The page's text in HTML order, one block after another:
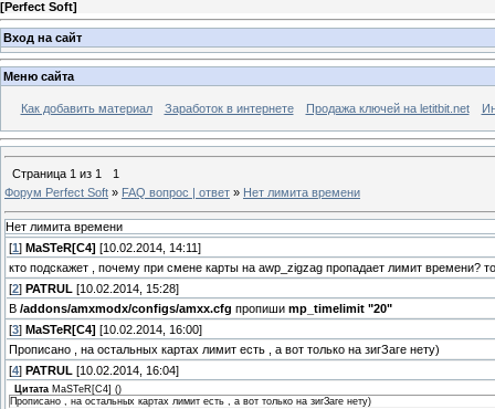
[Perfect Soft]
Вход на сайт
Меню сайта
Как добавить материал Заработок в интернете Продажа ключей на letitbit.net
Страница 1 из 1
1
Форум Perfect Soft » FAQ вопрос | ответ » Нет лимита времени
Нет лимита времени
[1 ] MaSTeR[C4] [10.02.2014, 14:11]
кто подскажет , почему при смене карты на awp_zigzag пропадает лимит времени?
[2] PATRUL [10.02.2014, 15:28]
В /addons/amxmodx/configs/amxx.cfg пропиши mp_timelimit "20"
[3] MaSTeR[C4] [10.02.2014, 16:00]
Прописано , на остальных картах лимит есть , а вот только на зигЗаге нету)
[4] PATRUL [10.02.2014, 16:04]
Цитата MaSTeR[C4] ()
Прописано , на остальных картах лимит есть , а вот только на зигЗаге нету)